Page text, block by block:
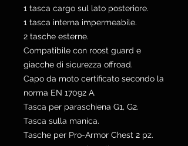
1 tasca cargo sul lato posteriore.
1 tasca interna impermeabile.
2 tasche esterne.
Compatibile con roost guard e
giacche di sicurezza offroad.
Capo da moto certificato secondo la
norma EN 17092 A.
Tasca per paraschiena G1, G2.
Tasca sulla manica.
Tasche per Pro-Armor Chest 2 pz.